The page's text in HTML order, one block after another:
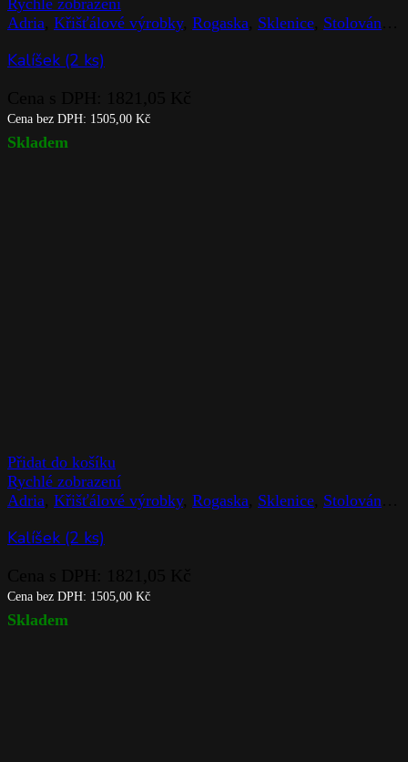
Adria Křišťálové výrobky, Rogaska Sklenice Stolováni
Kalíšek (2 ks)
Cena bez DPH: 1505,00 Kč
Skladem
Přidat do košíku
Rychlé zobrazení
Adria Křišťálové výrobky, Rogaska Sklenice Stolováni
Kalíšek (2 ks)
Cena bez DPH: 1505,00 Kč
Skladem